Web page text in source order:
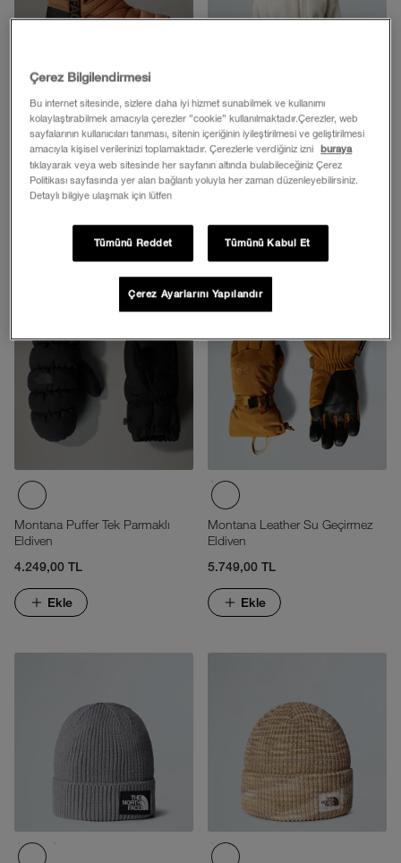
KADIN THERMOBALL™ SU
GEÇİRMEZ LACE UP BOT
7.999,00 TL
KADIN EXTREME PILE
PULLOVER POLAR
Ekle
Montana Puffer Tek Parmaklı
Eldiven
4.249,00 TL
Ekle
Montana Leather Su Geçirmez
Eldiven
5.749,00 TL
Ekle
Çerez Bilgilendirmesi
Bu internet sitesinde, sizlere daha iyi hizmet sunabilmek ve kullanımı
kolaylaştırabilmek amacıyla çerezler ”cookie” kullanılmaktadır.Çerezler, web
sayfalarının kullanıcıları tanıması, sitenin içeriğinin iyileştirilmesi ve geliştirilmesi
amacıyla kişisel verilerinizi toplamaktadır. Çerezlerle verdiğiniz izni
buraya
tıklayarak veya web sitesinde her sayfanın altında bulabileceğiniz Çerez
Politikası sayfasında yer alan bağlantı yoluyla her zaman düzenleyebilirsiniz.
Detaylı bilgiye ulaşmak için lütfen
Tümünü Reddet Tümünü Kabul Et
Çerez Ayarlarını Yapılandır